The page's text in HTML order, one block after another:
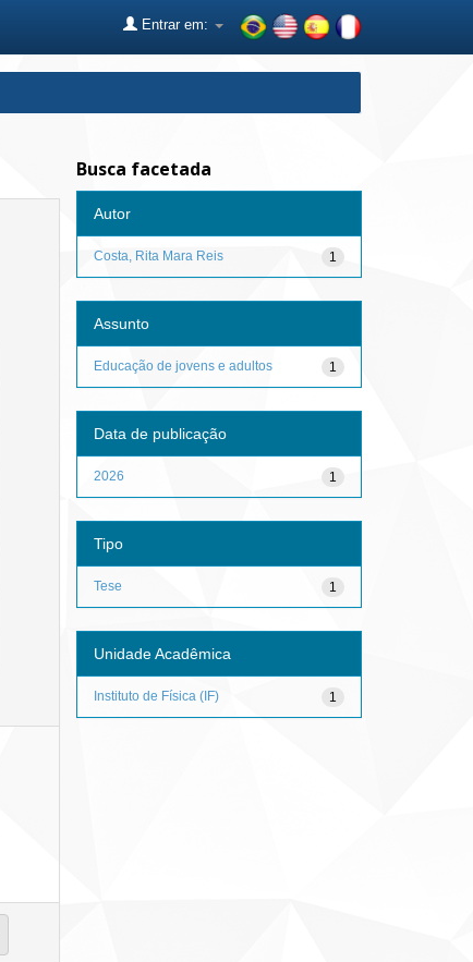
Entrar em:
Busca facetada
Autor
1
Costa, Rita Mara Reis
Assunto
1
Educação de jovens e adultos
Data de publicação
1
2026
Tipo
1
Tese
Unidade Acadêmica
1
Instituto de Física (IF)